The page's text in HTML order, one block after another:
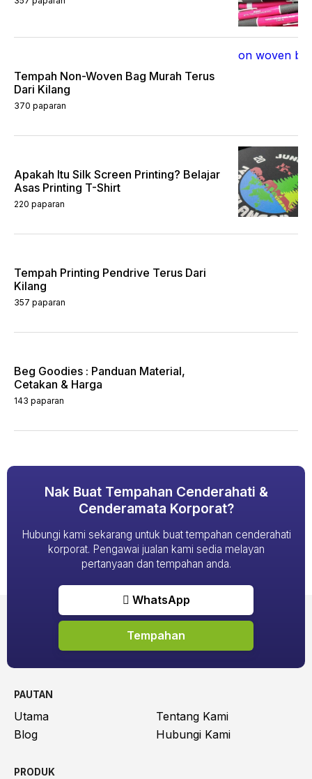
Tempah Non-Woven Bag Murah Terus
Dari Kilang
370 paparan
Apakah Itu Silk Screen Printing? Belajar
Asas Printing T-Shirt
220 paparan
Tempah Printing Pendrive Terus Dari
Kilang
357 paparan
Beg Goodies : Panduan Material,
Cetakan & Harga
143 paparan
Nak Buat Tempahan Cenderahati &
Cenderamata Korporat?
Hubungi kami sekarang untuk buat tempahan cenderahati
korporat. Pengawai jualan kami sedia melayan
pertanyaan dan tempahan anda.
WhatsApp
Tempahan
PAUTAN
Utama
Tentang Kami
Blog
Hubungi Kami
PRODUK